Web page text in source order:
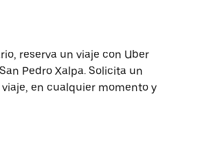
reserva un viaje con Uber
Pedro Xalpa. Solicita un
en cualquier momento y